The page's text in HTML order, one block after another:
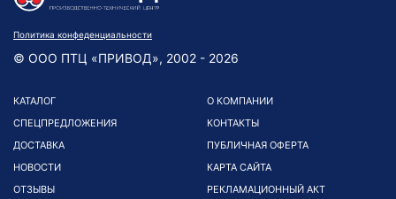
Политика конфеденциальности
© ООО ПТЦ «ПРИВОД», 2002 - 2026
КАТАЛОГ
СПЕЦПРЕДЛОЖЕНИЯ
ДОСТАВКА
НОВОСТИ
ОТЗЫВЫ
О КОМПАНИИ
КОНТАКТЫ
ПУБЛИЧНАЯ ОФЕРТА
КАРТА САЙТА
РЕКЛАМАЦИОННЫЙ АКТ